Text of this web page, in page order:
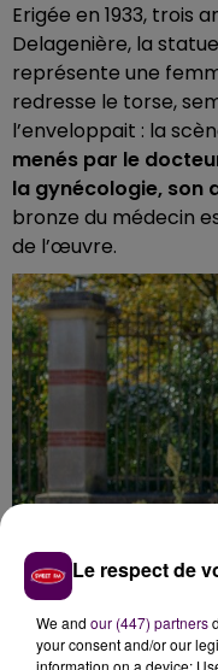
Erigée en 1933, trois
Delagenière, la
représente une
redresse le torse,
l’enveloppait : la
menés par le
la gynécologie, son
bronze du médecin
de l’œuvre.
Le respect de
We and our (447) partners
your consent and/or our
information on a device;